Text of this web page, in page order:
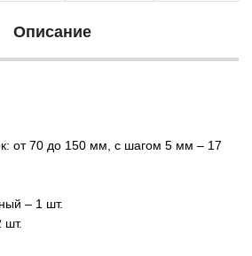
Описание
от 70 до 150 мм, с шагом 5 мм – 17
– 1 шт.
шт.